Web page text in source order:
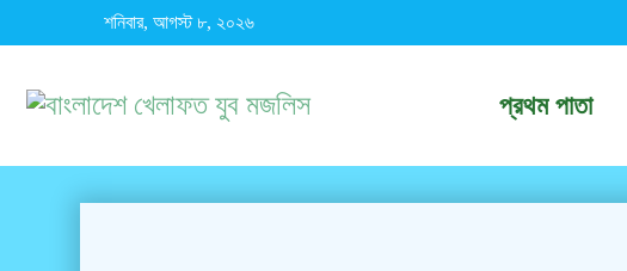
শনিবার, আগস্ট ৮, ২০২৬
প্রথম পাতা